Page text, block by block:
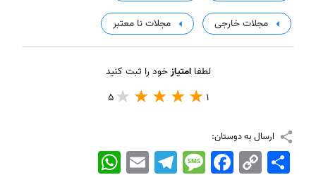
مجلات خارجی مجلات نا معتبر
لطفاامتیازخود را ثبت کنید
1
5
ارسال به دوستان:
WhatsApp EmailTelegramMessageFacebook Copy
Link
اشتراک